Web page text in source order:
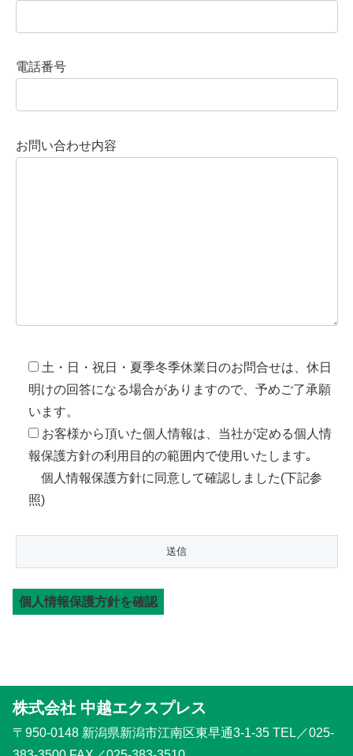
電話番号
お問い合わせ内容
土・日・祝日・夏季冬季休業日のお問合せは、休日
明けの回答になる場合がありますので、予めご了承願
います。
お客様から頂いた個人情報は、当社が定める個人情
報保護方針の利用目的の範囲内で使用いたします｡
個人情報保護方針に同意して確認しました(下記参
照)
個人情報保護方針を確認
株式会社 中越エクスプレス
〒950-0148 新潟県新潟市江南区東早通3-1-35 TEL／025-